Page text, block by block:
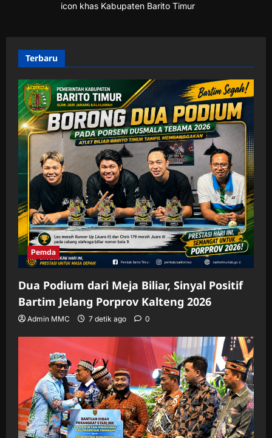
icon khas Kabupaten Barito Timur
Terbaru
Pemda
Dua Podium dari Meja Biliar, Sinyal Positif
Bartim Jelang Porprov Kalteng 2026
Admin MMC 7 detik ago 0